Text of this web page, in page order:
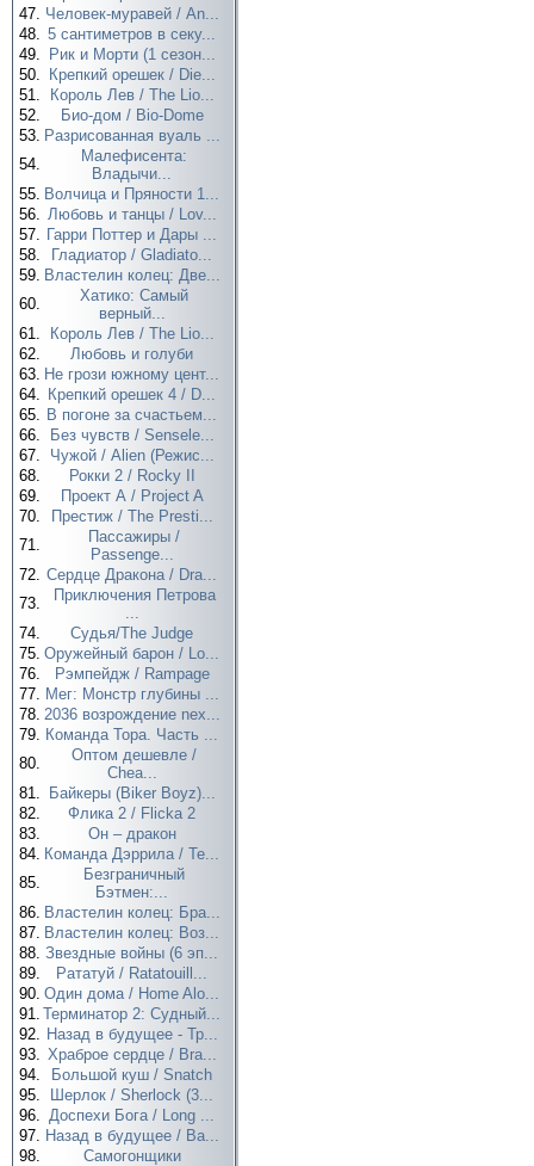
47. Человек-муравей / An...
48. 5 сантиметров в секу...
49.
Рик и Морти (1 сезон...
50.
Крепкий орешек / Die...
51.
Король Лев / The Lio...
52.
Био-дом / Bio-Dome
53. Разрисованная вуаль ...
54.
Малефисента:
Владычи...
55. Волчица и Пряности 1...
56. Любовь и танцы / Lov...
57. Гарри Поттер и Дары ...
58.
Гладиатор / Gladiato...
59. Властелин колец: Две...
60.
Хатико: Самый
верный...
61.
Король Лев / The Lio...
62.
Любовь и голуби
63. Не грози южному цент...
64. Крепкий орешек 4 / D...
65. В погоне за счастьем...
66.
Без чувств / Sensele...
67.
Чужой / Alien (Режис...
68.
Рокки 2 / Rocky II
69.
Проект А / Project A
70.
Престиж / The Presti...
71.
Пассажиры /
Passenge...
72. Сердце Дракона / Dra...
73.
Приключения Петрова
...
74.
Судья/The Judge
75. Оружейный барон / Lo...
76.
Рэмпейдж / Rampage
77. Мег: Монстр глубины ...
78. 2036 возрождение nex...
79. Команда Тора. Часть ...
80.
Оптом дешевле /
Chea...
81.
Байкеры (Biker Boyz)...
82.
Флика 2 / Flicka 2
83.
Он – дракон
84. Команда Дэррила / Te...
85.
Безграничный
Бэтмен:...
86. Властелин колец: Бра...
87. Властелин колец: Воз...
88. Звездные войны (6 эп...
89.
Рататуй / Ratatouill...
90. Один дома / Home Alo...
91. Терминатор 2: Судный...
92. Назад в будущее - Тр...
93. Храброе сердце / Bra...
94.
Большой куш / Snatch
95.
Шерлок / Sherlock (3...
96. Доспехи Бога / Long ...
97. Назад в будущее / Ba...
98.
Самогонщики